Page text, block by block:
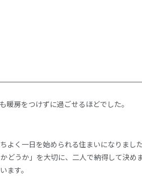
房をつけずに過ごせるほどでした。
く一日を始められる住まいになりました
うか」を大切に、二人で納得して決めま
ます。